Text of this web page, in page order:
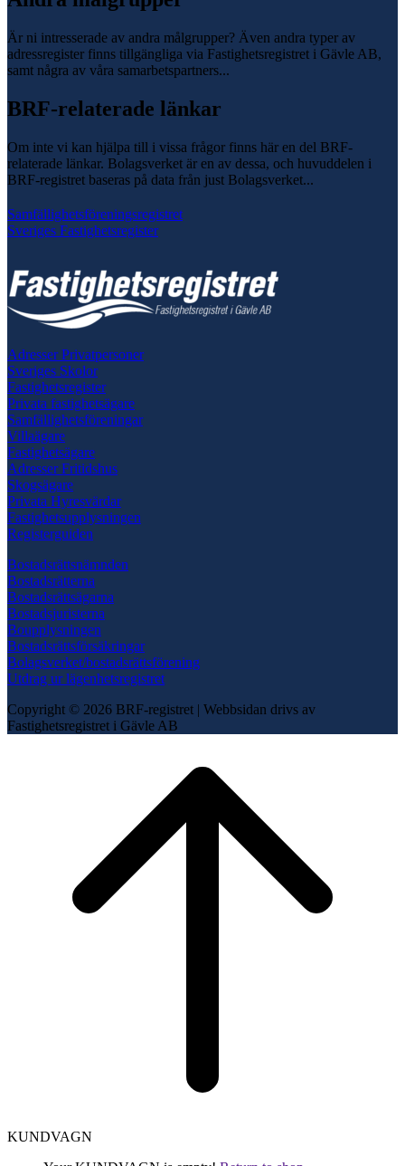
Är ni intresserade av andra målgrupper? Även andra typer av
adressregister finns tillgängliga via Fastighetsregistret i Gävle AB,
samt några av våra samarbetspartners...
BRF-relaterade länkar
Om inte vi kan hjälpa till i vissa frågor finns här en del BRF-
relaterade länkar. Bolagsverket är en av dessa, och huvuddelen i
BRF-registret baseras på data från just Bolagsverket...
Samfällighetsföreningsregistret
Sveriges Fastighetsregister
Adresser Privatpersoner
Sveriges Skolor
Fastighetsregister
Privata fastighetsägare
Samfällighetsföreningar
Villaägare
Fastighetsägare
Adresser Fritidshus
Skogsägare
Privata Hyresvärdar
Fastighetsupplysningen
Registerguiden
Bostadsrättsnämnden
Bostadsrätterna
Bostadsrättsägarna
Bostadsjuristerna
Boupplysningen
Bostadsrättsförsäkringar
Bolagsverket/bostadsrättsförening
Utdrag ur lägenhetsregistret
Copyright © 2026 BRF-registret | Webbsidan drivs av
Fastighetsregistret i Gävle AB
KUNDVAGN